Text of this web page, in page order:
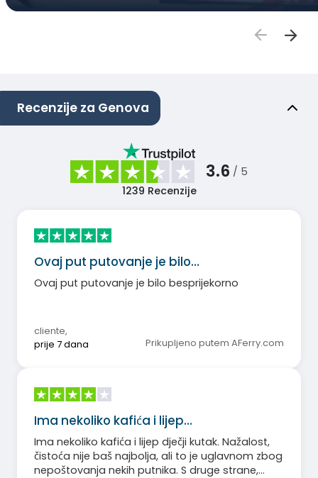
Recenzije za Genova
3.6 / 5
1239 Recenzije
Ovaj put putovanje je bilo…
Ovaj put putovanje je bilo besprijekorno
cliente,
prije 7 dana
Prikupljeno putem AFerry.com
Ima nekoliko kafića i lijep…
Ima nekoliko kafića i lijep dječji kutak. Nažalost,
čistoća nije baš najbolja, ali to je uglavnom zbog
nepoštovanja nekih putnika. S druge strane,